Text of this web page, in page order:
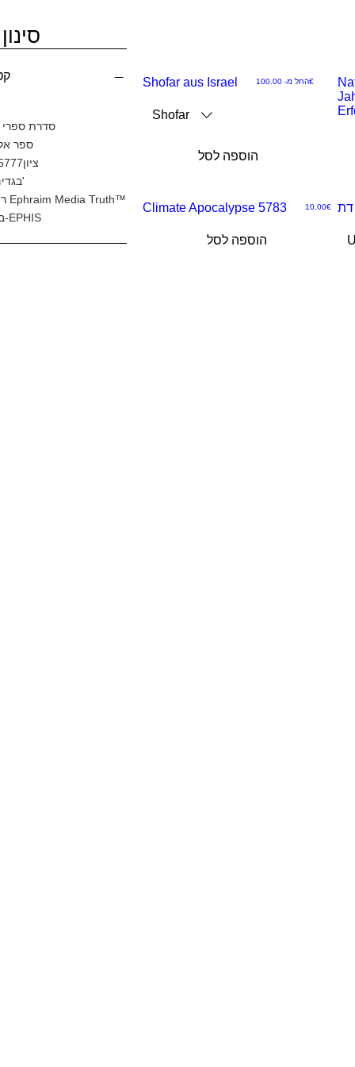
סדרת
ספר
ציון5777 מקורי
בגדים ושות'
רישיונות Ephraim Media Truth™
בלעדי ל-EPHIS
Shofar aus Israel החל מ-‏100.00 ‏€ מחיר מבצע
Shofar
הוספה לסל
Climate Apocalypse 5783 מחיר ‏10.00 ‏€
הוספה לסל
NEU
דת